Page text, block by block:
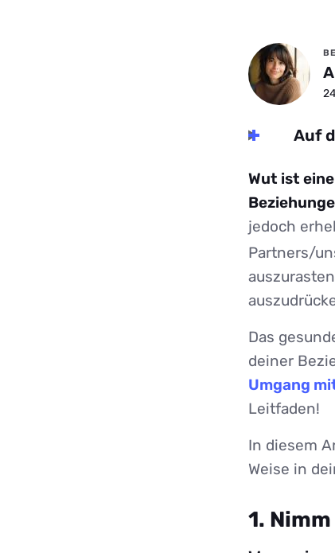
Auf
Wut ist
jedoch
Partners/
Das
deiner
Umgang
Leitfaden!
In diesem
Weise in
1.